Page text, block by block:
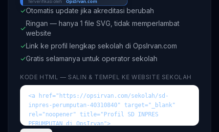
✓Otomatis update jika akreditasi berubah
✓
Ringan — hanya 1 file SVG, tidak memperlambat
website
✓Link ke profil lengkap sekolah di OpsIrvan.com
✓Gratis selamanya untuk operator sekolah
KODE HTML — SALIN & TEMPEL KE WEBSITE SEKOLAH